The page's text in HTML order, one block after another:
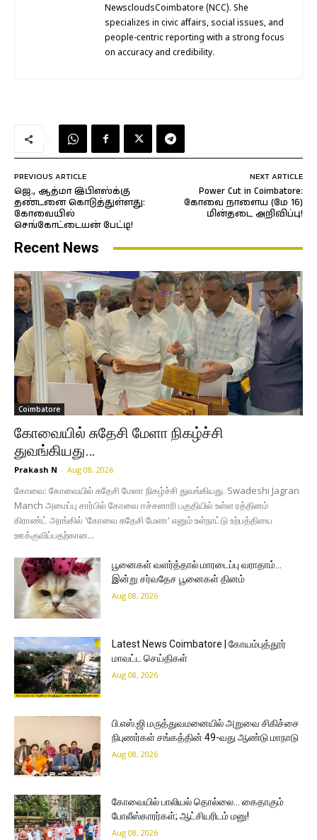
NewscloudsCoimbatore (NCC). She
specializes in civic affairs, social issues, and
people-centric reporting with a strong focus
on accuracy and credibility.
PREVIOUS ARTICLE
ஜெ., ஆத்மா இபிஎஸ்க்கு
தண்டனை கொடுத்துள்ளது:
கோவையில்
செங்கோட்டையன் பேட்டி!
NEXT ARTICLE
Power Cut in Coimbatore:
கோவை நாளைய (மே 16)
மின்தடை அறிவிப்பு!
Recent News
Coimbatore
கோவையில் சுதேசி மேளா நிகழ்ச்சி
துவங்கியது…
Prakash N - Aug 08, 2026
கோவை: கோவையில் சுதேசி மேளா நிகழ்ச்சி துவங்கியது. Swadeshi Jagran
Manch அமைப்பு சார்பில் கோவை ஈச்சனாரி பகுதியில் உள்ள ரத்தினம்
கிராண்ட் அரங்கில் 'கோவை சுதேசி மேளா' எனும் உள்நாட்டு உற்பத்தியை
ஊக்குவிப்பதற்கான...
பூனைகள் வளர்த்தால் மாரடைப்பு வராதாம்…
இன்று சர்வதேச பூனைகள் தினம்
Aug 08, 2026
Latest News Coimbatore | கோயம்புத்தூர்
மாவட்ட செய்திகள்
Aug 08, 2026
பி.எஸ்.ஜி மருத்துவமனையில் அறுவை சிகிச்சை
நிபுணர்கள் சங்கத்தின் 49-வது ஆண்டு மாநாடு
Aug 08, 2026
கோவையில் பாலியல் தொல்லை… கைதாகும்
போலீஸ்காரர்கள்; ஆட்சியரிடம் மனு!
Aug 08, 2026